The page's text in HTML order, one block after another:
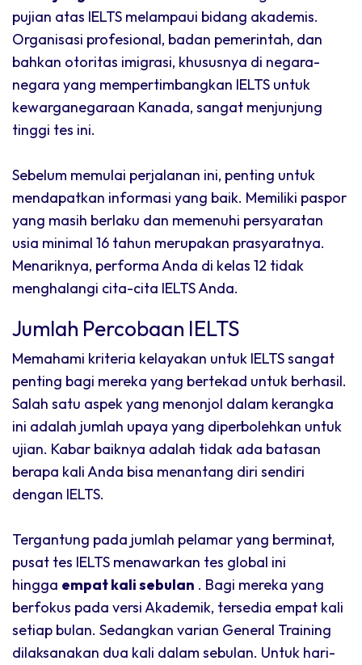
pujian atas IELTS melampaui bidang akademis.
Organisasi profesional, badan pemerintah, dan
bahkan otoritas imigrasi, khususnya di negara-
negara yang mempertimbangkan IELTS untuk
kewarganegaraan Kanada, sangat menjunjung
tinggi tes ini.
Sebelum memulai perjalanan ini, penting untuk
mendapatkan informasi yang baik. Memiliki paspor
yang masih berlaku dan memenuhi persyaratan
usia minimal 16 tahun merupakan prasyaratnya.
Menariknya, performa Anda di kelas 12 tidak
menghalangi cita-cita IELTS Anda.
Jumlah Percobaan IELTS
Memahami kriteria kelayakan untuk IELTS sangat
penting bagi mereka yang bertekad untuk berhasil.
Salah satu aspek yang menonjol dalam kerangka
ini adalah jumlah upaya yang diperbolehkan untuk
ujian. Kabar baiknya adalah tidak ada batasan
berapa kali Anda bisa menantang diri sendiri
dengan IELTS.
Tergantung pada jumlah pelamar yang berminat,
pusat tes IELTS menawarkan tes global ini
hingga empat kali sebulan . Bagi mereka yang
berfokus pada versi Akademik, tersedia empat kali
setiap bulan. Sedangkan varian General Training
dilaksanakan dua kali dalam sebulan. Untuk hari-